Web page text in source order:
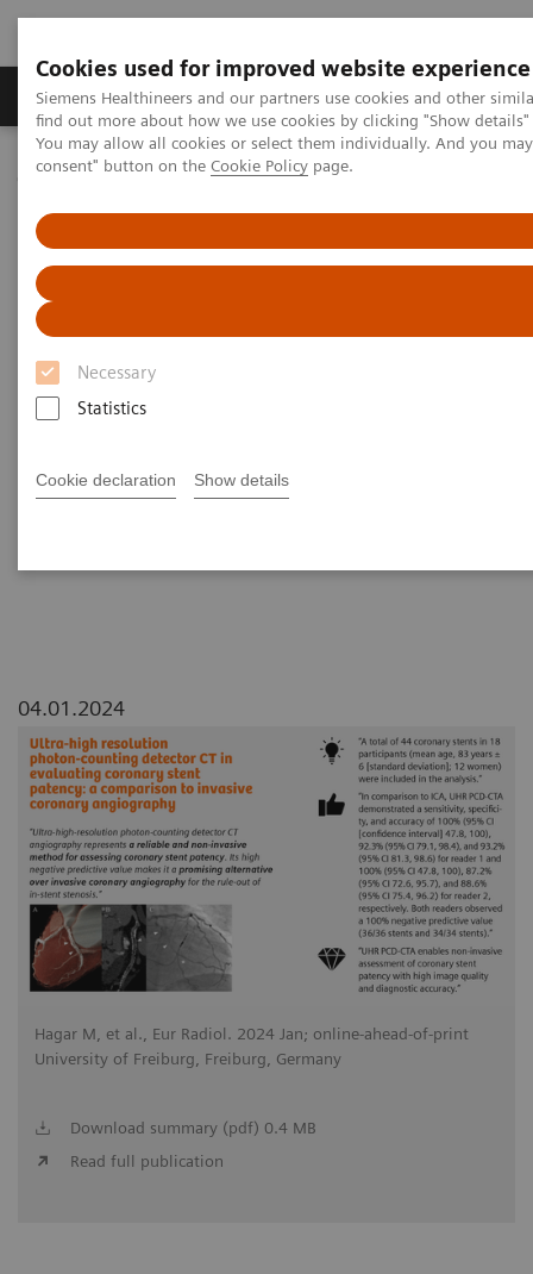
Cookies used for improved website experience
Siemens Healthineers and our partners use cookies and other
find out more about how we use cookies by clicking "Show
You may allow all cookies or select them individually. And you
consent" button on the Cookie Policy page.
Necessary
Statistics
Cookie declaration Show details
Продукція та сервіси Клінічні галузі
Домашня
Медична візуалізація
NAEOTOM Alpha
PCCT scientific evidence
Ultra-high-resolution photon-counting detector CT in evaluating
coronary stent patency: a comparison to invasive coronary
angiography
Ultra-high-resolution photon-
counting detector CT in
patency: a comparison to
04.01.2024
Hagar M, et al., Eur Radiol. 2024 Jan; online-ahead-of-print
University of Freiburg, Freiburg, Germany
Download summary (pdf) 0.4 MB
Read full publication